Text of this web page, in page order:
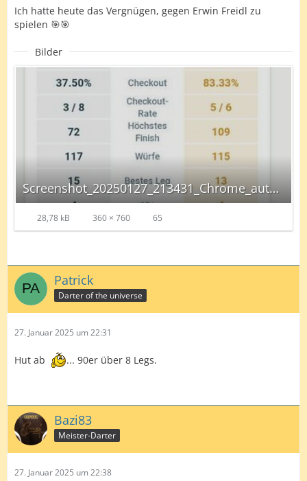
Ich hatte heute das Vergnügen, gegen Erwin Freidl zu
spielen 🎯🎯
Bilder
Screenshot_20250127_213431_Chrome_autoscaled.jpg
28,78 kB 360 × 760 65
Patrick
Darter of the universe
27. Januar 2025 um 22:31
Hut ab ... 90er über 8 Legs.
Bazi83
Meister-Darter
27. Januar 2025 um 22:38